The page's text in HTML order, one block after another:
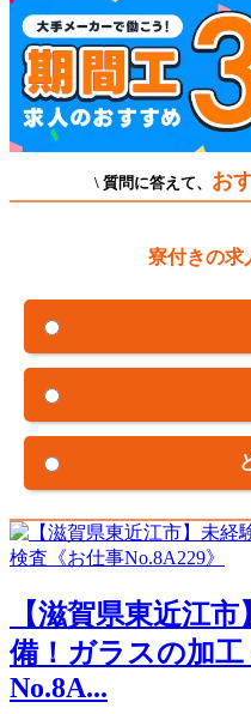
\ 質問に答えて、 お
寮付きの求
【滋賀県東近江
備！ガラスの加
No.8A...